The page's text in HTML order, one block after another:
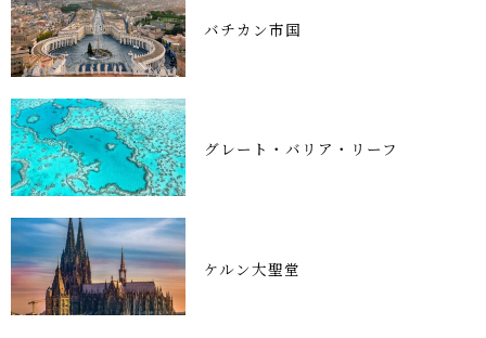
バチカン市国
グレート・バリア・リーフ
ケルン大聖堂